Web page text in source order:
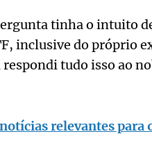
tinha o intuito
inclusive do próprio
tudo isso ao
relevantes para